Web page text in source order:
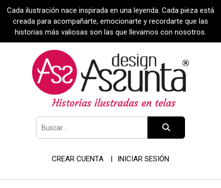
Cada ilustración nace inspirada en una leyenda. Cada pieza está
creada para acompañarte, emocionarte y recordarte que las
historias más valiosas son las que llevamos con nosotros.
CREAR CUENTA INICIAR SESIÓN